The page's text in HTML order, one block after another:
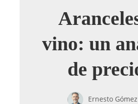
vino: un
de
Ernesto Gómez